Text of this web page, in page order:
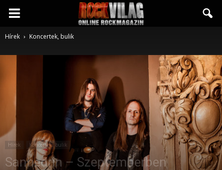
Rockvilág.hu
Hírek Koncertek, bulik
Hírek Koncertek, bulik
Sanhedrin – Szeptemberben